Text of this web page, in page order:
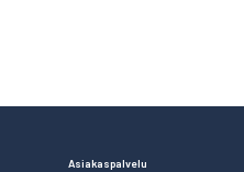
Asiakaspalvelu